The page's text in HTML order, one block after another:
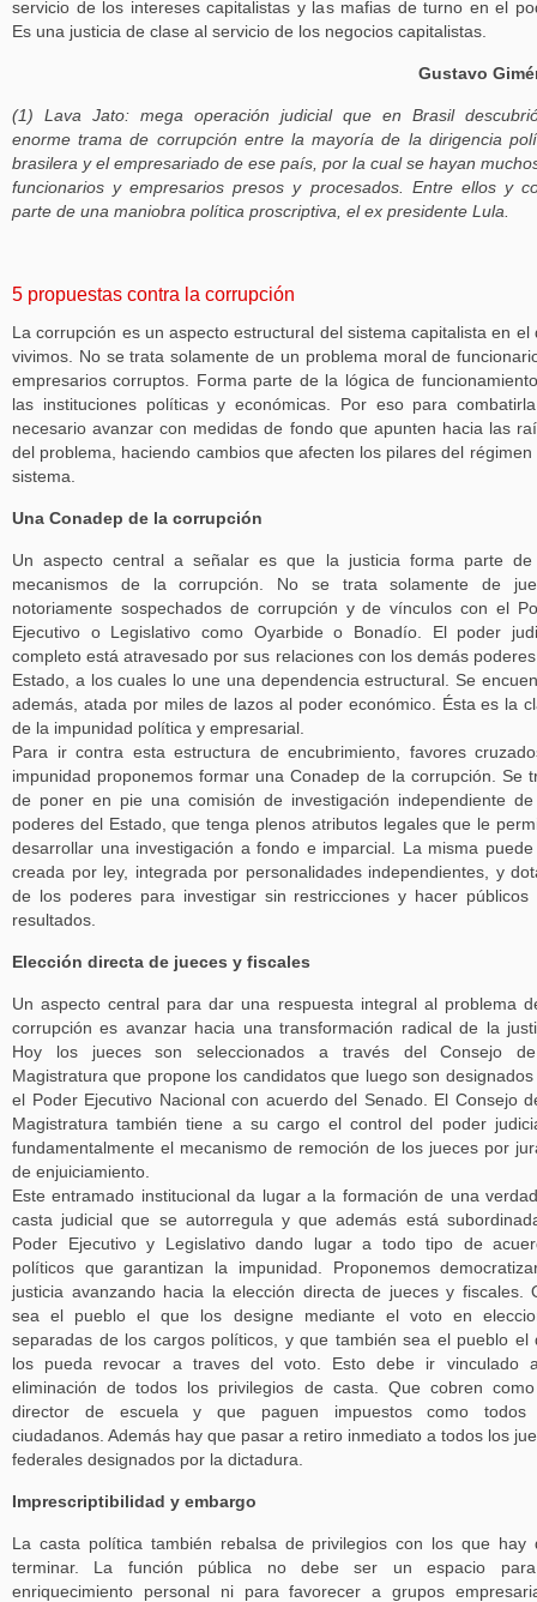
servicio de los intereses capitalistas y las mafias de turno en el
Es una justicia de clase al servicio de los negocios capitalistas.
Gustavo
(1) Lava Jato: mega operación judicial que en Brasil
enorme trama de corrupción entre la mayoría de la dirigencia
brasilera y el empresariado de ese país, por la cual se hayan
funcionarios y empresarios presos y procesados. Entre ellos y
parte de una maniobra política proscriptiva, el ex presidente Lula.
5 propuestas contra la corrupción
La corrupción es un aspecto estructural del sistema capitalista en el
vivimos. No se trata solamente de un problema moral de
empresarios corruptos. Forma parte de la lógica de
las instituciones políticas y económicas. Por eso para
necesario avanzar con medidas de fondo que apunten hacia las
del problema, haciendo cambios que afecten los pilares del régimen
sistema.
Una Conadep de la corrupción
Un aspecto central a señalar es que la justicia forma parte de
mecanismos de la corrupción. No se trata solamente de
notoriamente sospechados de corrupción y de vínculos con el
Ejecutivo o Legislativo como Oyarbide o Bonadío. El poder
completo está atravesado por sus relaciones con los demás
Estado, a los cuales lo une una dependencia estructural. Se
además, atada por miles de lazos al poder económico. Ésta es la
de la impunidad política y empresarial.
Para ir contra esta estructura de encubrimiento, favores
impunidad proponemos formar una Conadep de la corrupción. Se
de poner en pie una comisión de investigación independiente
poderes del Estado, que tenga plenos atributos legales que le
desarrollar una investigación a fondo e imparcial. La misma puede
creada por ley, integrada por personalidades independientes, y
de los poderes para investigar sin restricciones y hacer públicos
resultados.
Elección directa de jueces y fiscales
Un aspecto central para dar una respuesta integral al problema
corrupción es avanzar hacia una transformación radical de la
Hoy los jueces son seleccionados a través del Consejo
Magistratura que propone los candidatos que luego son designados
el Poder Ejecutivo Nacional con acuerdo del Senado. El Consejo
Magistratura también tiene a su cargo el control del poder
fundamentalmente el mecanismo de remoción de los jueces por
de enjuiciamiento.
Este entramado institucional da lugar a la formación de una
casta judicial que se autorregula y que además está
Poder Ejecutivo y Legislativo dando lugar a todo tipo de
políticos que garantizan la impunidad. Proponemos
justicia avanzando hacia la elección directa de jueces y fiscales.
sea el pueblo el que los designe mediante el voto en
separadas de los cargos políticos, y que también sea el pueblo el
los pueda revocar a traves del voto. Esto debe ir vinculado
eliminación de todos los privilegios de casta. Que cobren
director de escuela y que paguen impuestos como todos
ciudadanos. Además hay que pasar a retiro inmediato a todos los
federales designados por la dictadura.
Imprescriptibilidad y embargo
La casta política también rebalsa de privilegios con los que hay
terminar. La función pública no debe ser un espacio
enriquecimiento personal ni para favorecer a grupos